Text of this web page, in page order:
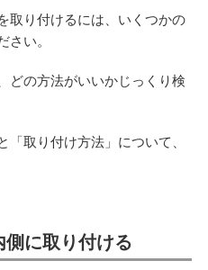
取り付けるには、いくつかの
さい。
どの方法がいいかじっくり検
「取り付け方法」について、
に取り付ける